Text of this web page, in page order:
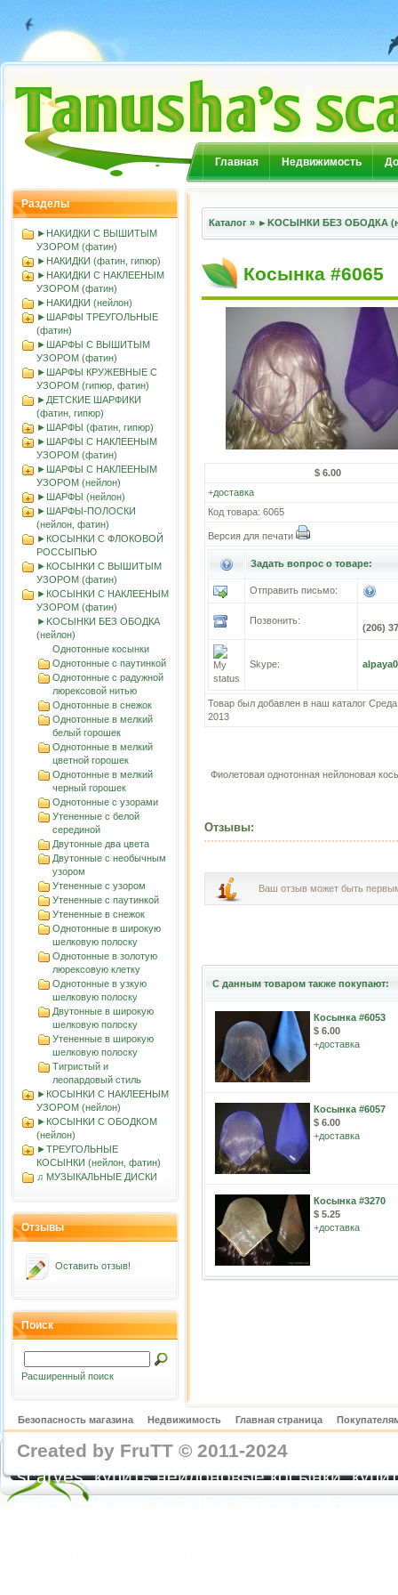
Главная Недвижимость
Разделы
►НАКИДКИ С ВЫШИТЫМ
УЗОРОМ (фатин)
►НАКИДКИ (фатин, гипюр)
►НАКИДКИ С НАКЛЕЕНЫМ
УЗОРОМ (фатин)
►НАКИДКИ (нейлон)
►ШАРФЫ ТРЕУГОЛЬНЫЕ
(фатин)
►ШАРФЫ С ВЫШИТЫМ
УЗОРОМ (фатин)
►ШАРФЫ КРУЖЕВНЫЕ С
УЗОРОМ (гипюр, фатин)
►ДЕТСКИЕ ШАРФИКИ
(фатин, гипюр)
►ШАРФЫ (фатин, гипюр)
►ШАРФЫ С НАКЛЕЕНЫМ
УЗОРОМ (фатин)
►ШАРФЫ С НАКЛЕЕНЫМ
УЗОРОМ (нейлон)
►ШАРФЫ (нейлон)
►ШАРФЫ-ПОЛОСКИ
(нейлон, фатин)
►КОСЫНКИ С ФЛОКОВОЙ
РОССЫПЬЮ
►КОСЫНКИ С ВЫШИТЫМ
УЗОРОМ (фатин)
►КОСЫНКИ С НАКЛЕЕНЫМ
УЗОРОМ (фатин)
►KOСЫНКИ БЕЗ ОБОДКА
(нейлон)
Однотонные косынки
Однотонные с паутинкой
Однотонные с радужной
люрексовой нитью
Однотонные в снежок
Однотонные в мелкий
белый горошек
Однотонные в мелкий
цветной горошек
Однотонные в мелкий
черный горошек
Однотонные с узорами
Утененные с белой
серединой
Двутонные два цвета
Двутонные с необычным
узором
Утененные с узором
Утененные с паутинкой
Утененные в снежок
Однотонные в широкую
шелковую полоску
Однотонные в золотую
люрексовую клетку
Однотонные в узкую
шелковую полоску
Двутонные в широкую
шелковую полоску
Утененные в широкую
шелковую полоску
Тигристый и
леопардовый стиль
►КОСЫНКИ С НАКЛЕЕНЫМ
УЗОРОМ (нейлон)
►КОСЫНКИ С ОБОДКОМ
(нейлон)
►ТРЕУГОЛЬНЫЕ
КОСЫНКИ (нейлон, фатин)
♫ МУЗЫКАЛЬНЫЕ ДИСКИ
Отзывы
Оставить отзыв!
Поиск
Расширенный поиск
Каталог » ►KOСЫНКИ БЕЗ ОБОДКА
Косынка #6065
$ 6.00
+доставка
Код товара: 6065
Версия для печати
Задать вопрос о товаре:
Отправить письмо:
Позвонить:
(206)
Skype:
Товар был добавлен в наш каталог
2013
Фиолетовая однотонная нейлоновая
Отзывы:
Ваш отзыв может быть
С данным товаром также покупают:
Косынка #6053
$ 6.00
+доставка
Косынка #6057
$ 6.00
+доставка
Косынка #3270
$ 5.25
+доставка
Безопасность магазина Недвижимость Главная страница
Created by FruTT © 2011-2024
scarves, купить нейлоновые косынки,
купить газовые косынки, купить